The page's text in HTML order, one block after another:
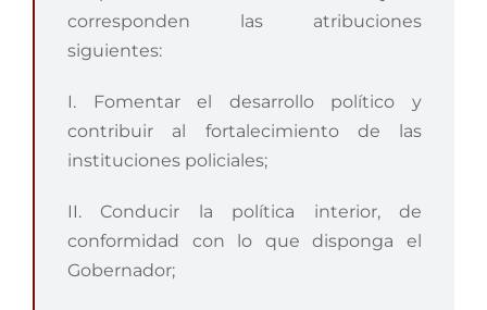
corresponden las atribuciones
siguientes:
I. Fomentar el desarrollo político y
contribuir al fortalecimiento de las
instituciones policiales;
II. Conducir la política interior, de
conformidad con lo que disponga el
Gobernador;